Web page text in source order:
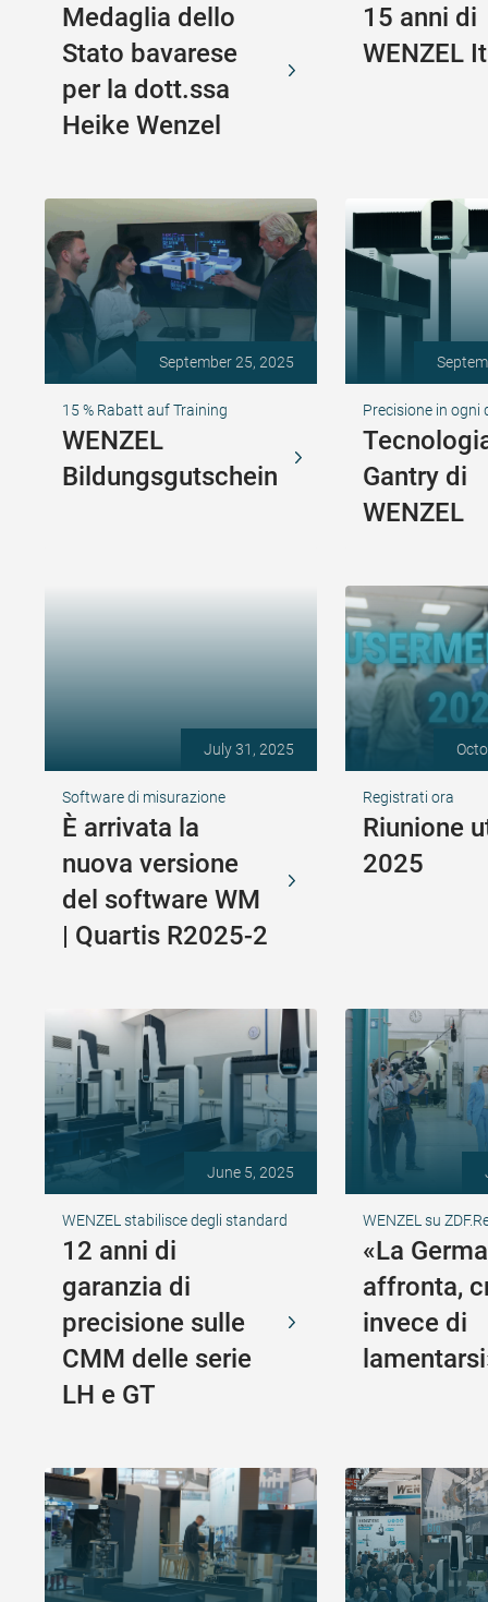
Medaglia dello
Stato bavarese
per la dott.ssa
Heike Wenzel
15 anni di
WENZEL
September 25, 2025
15 % Rabatt auf Training
WENZEL
Bildungsgutschein
Precisione in ogni
Gantry di
WENZEL
July 31, 2025
Software di misurazione
È arrivata la
nuova versione
del software WM
| Quartis R2025-2
Registrati ora
Riunione
2025
June 5, 2025
WENZEL stabilisce degli standard
12 anni di
garanzia di
precisione sulle
CMM delle serie
LH e GT
WENZEL su
«La
affronta,
invece di